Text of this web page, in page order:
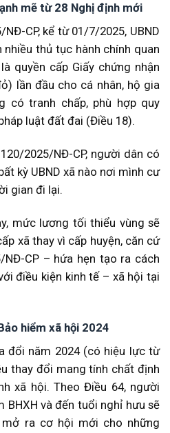
mẽ từ 28 Nghị định mới
CP, kể từ 01/7/2025, UBND
thủ tục hành chính quan
quyền cấp Giấy chứng nhận
lần đầu cho cá nhân, hộ gia
có tranh chấp, phù hợp quy
luật đất đai (Điều 18).
2025/NĐ-CP, người dân có
kỳ UBND xã nào nơi mình cư
gian đi lại.
mức lương tối thiểu vùng sẽ
xã thay vì cấp huyện, căn cứ
CP – hứa hẹn tạo ra cách
điều kiện kinh tế – xã hội tại
hiểm xã hội 2024
đổi năm 2024 (có hiệu lực từ
thay đổi mang tính chất định
xã hội. Theo Điều 64, người
BHXH và đến tuổi nghỉ hưu sẽ
ra cơ hội mới cho những